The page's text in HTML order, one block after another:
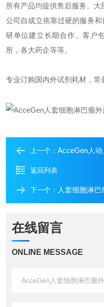
所有产品均提供售后服务。大
公司自成立依靠过硬的服务
研单位建立长期合作。客户
所，各大药企等等。
专业订购国内外试剂耗材，常
上一个： AcceGen人
返回列表
下一个： 人套细胞淋
在线留言
ONLINE MESSAGE